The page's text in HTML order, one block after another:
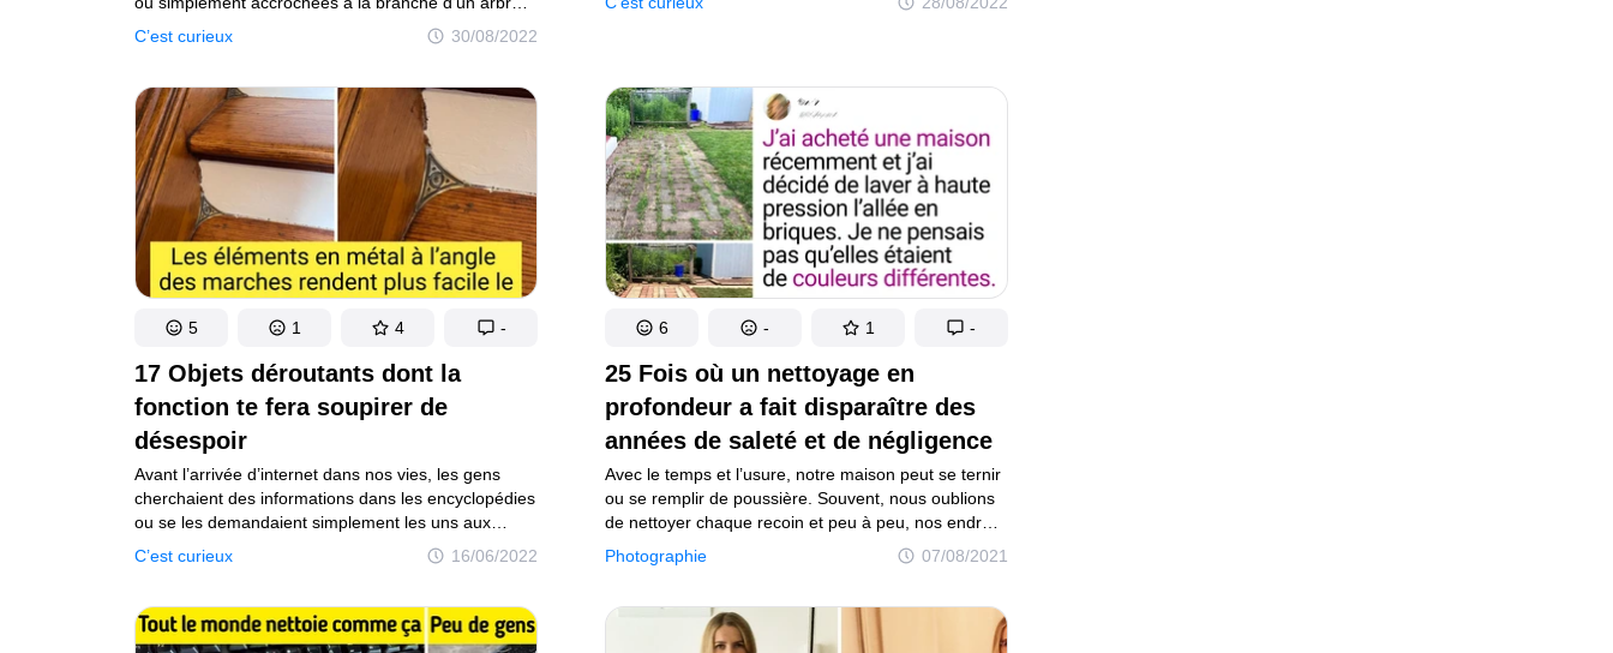
C’est curieux 30/08/2022
n’est-ce pas ? En fait, pour la plupart des objets
anciens que nous avons exposés dans les musées
de fouille impressionnant !
juste là ! Ne ressemble-t-elle pas... à une tête d’ours
au beau milieu d’un cratère ?
17 Objets déroutants dont la
fonction te fera soupirer de
désespoir
C’est curieux 16/06/2022
Avant l’arrivée d’internet dans nos vies, les gens
cherchaient des informations dans les encyclopédies
ou se les demandaient simplement les uns aux
autres. Cependant, à l’ère moderne, les choses sont
devenues beaucoup plus faciles, puisque l’on peut
De plus, il existe de nombreuses communautés
en ligne où les gens partagent leurs connaissances
5 1 4 -
25 Fois où un nettoyage en
profondeur a fait disparaître des
années de saleté et de négligence
Photographie 07/08/2021
Avec le temps et l’usure, notre maison peut se ternir
ou se remplir de poussière. Souvent, nous oublions
de nettoyer chaque recoin et peu à peu, nos endroits
préférés finissent par perdre la brillance qui les
caractérisent. Mais il n’y a rien qui puisse résister
6 - 1 -